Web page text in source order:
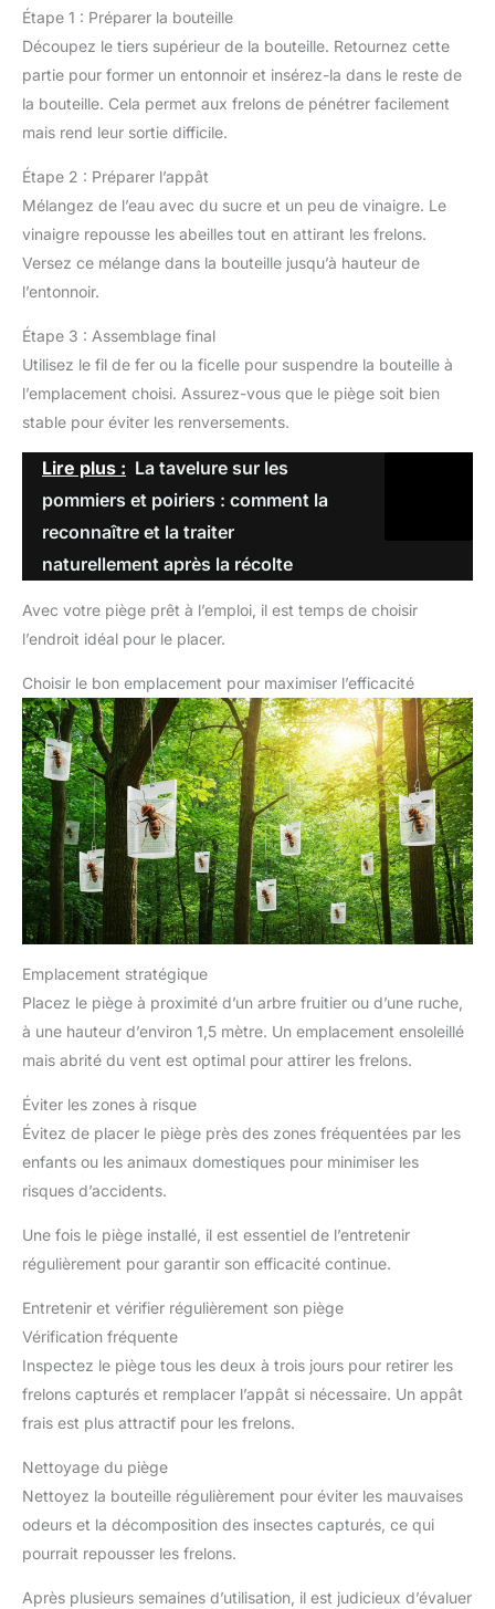
Étape 1 : Préparer la bouteille
Découpez le tiers supérieur de la bouteille. Retournez cette
partie pour former un entonnoir et insérez-la dans le reste de
la bouteille. Cela permet aux frelons de pénétrer facilement
mais rend leur sortie difficile.
Étape 2 : Préparer l’appât
Mélangez de l’eau avec du sucre et un peu de vinaigre. Le
vinaigre repousse les abeilles tout en attirant les frelons.
Versez ce mélange dans la bouteille jusqu’à hauteur de
l’entonnoir.
Étape 3 : Assemblage final
Utilisez le fil de fer ou la ficelle pour suspendre la bouteille à
l’emplacement choisi. Assurez-vous que le piège soit bien
stable pour éviter les renversements.
Lire plus : La tavelure sur les
pommiers et poiriers : comment la
reconnaître et la traiter
naturellement après la récolte
Avec votre piège prêt à l’emploi, il est temps de choisir
l’endroit idéal pour le placer.
Choisir le bon emplacement pour maximiser l’efficacité
Emplacement stratégique
Placez le piège à proximité d’un arbre fruitier ou d’une ruche,
à une hauteur d’environ 1,5 mètre. Un emplacement ensoleillé
mais abrité du vent est optimal pour attirer les frelons.
Éviter les zones à risque
Évitez de placer le piège près des zones fréquentées par les
enfants ou les animaux domestiques pour minimiser les
risques d’accidents.
Une fois le piège installé, il est essentiel de l’entretenir
régulièrement pour garantir son efficacité continue.
Entretenir et vérifier régulièrement son piège
Vérification fréquente
Inspectez le piège tous les deux à trois jours pour retirer les
frelons capturés et remplacer l’appât si nécessaire. Un appât
frais est plus attractif pour les frelons.
Nettoyage du piège
Nettoyez la bouteille régulièrement pour éviter les mauvaises
odeurs et la décomposition des insectes capturés, ce qui
pourrait repousser les frelons.
Après plusieurs semaines d’utilisation, il est judicieux d’évaluer